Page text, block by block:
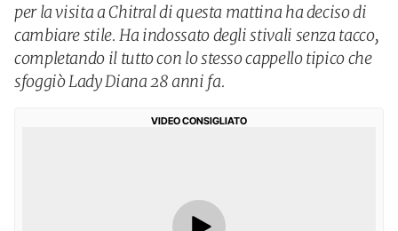
per la visita a Chitral di questa mattina ha deciso di
cambiare stile. Ha indossato degli stivali senza tacco,
completando il tutto con lo stesso cappello tipico che
sfoggiò Lady Diana 28 anni fa.
VIDEO CONSIGLIATO